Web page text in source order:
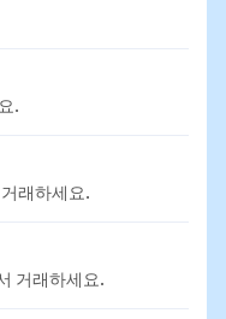
.
래하세요.
거래하세요.